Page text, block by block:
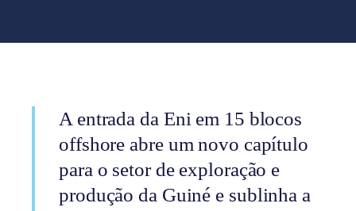
A entrada da Eni em 15 blocos
offshore abre um novo capítulo
para o setor de exploração e
produção da Guiné e sublinha a